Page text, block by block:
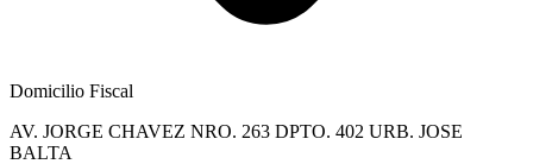
Domicilio Fiscal
AV. JORGE CHAVEZ NRO. 263 DPTO. 402 URB. JOSE
BALTA